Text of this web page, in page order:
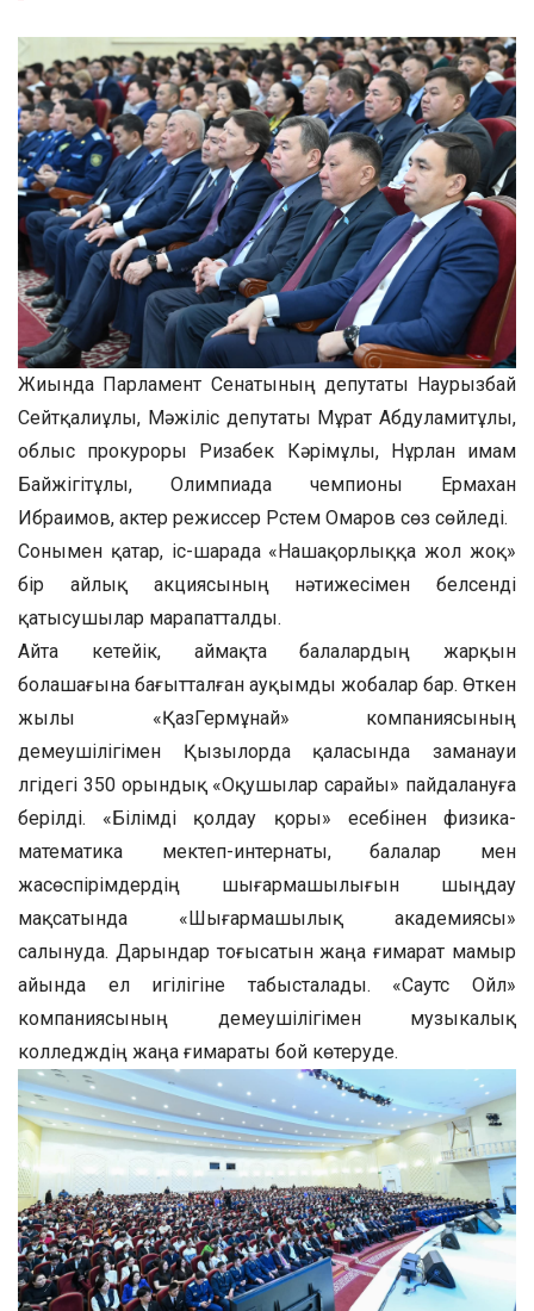
Жиында Парламент Сенатының депутаты Наурызбай
Сейтқалиұлы, Мәжіліс депутаты Мұрат Абдуламитұлы,
облыс прокуроры Ризабек Кәрімұлы, Нұрлан имам
Байжігітұлы, Олимпиада чемпионы Ермахан
Ибраимов, актер режиссер Рүстем Омаров сөз сөйледі.
Сонымен қатар, іс-шарада «Нашақорлыққа жол жоқ»
бір айлық акциясының нәтижесімен белсенді
қатысушылар марапатталды.
Айта кетейік, аймақта балалардың жарқын
болашағына бағытталған ауқымды жобалар бар. Өткен
жылы «ҚазГермұнай» компаниясының
демеушілігімен Қызылорда қаласында заманауи
үлгідегі 350 орындық «Оқушылар сарайы» пайдалануға
берілді. «Білімді қолдау қоры» есебінен физика-
математика мектеп-интернаты, балалар мен
жасөспірімдердің шығармашылығын шыңдау
мақсатында «Шығармашылық академиясы»
салынуда. Дарындар тоғысатын жаңа ғимарат мамыр
айында ел игілігіне табысталады. «Саутс Ойл»
компаниясының демеушілігімен музыкалық
колледждің жаңа ғимараты бой көтеруде.